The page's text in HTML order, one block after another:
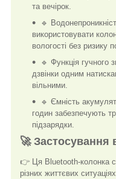
та вечірок.
🔹
використовувати
вологості без ризику
🔹 Функція гучного
дзвінки одним
вільними.
🔹 Ємність
годин забезпечують
підзарядки.
🚀 Застосування
👉 Ця Bluetooth-колонка
різних життєвих